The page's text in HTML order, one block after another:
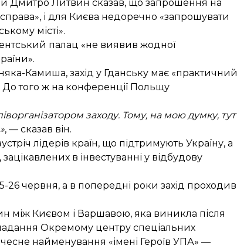
Дмитро Литвин сказав, що запрошення на
і для Києва недоречно «запрошувати
місті».
палац «не виявив жодної
Камиша, захід у Гданську має «практичний
До того ж на конференції Польщу
заходу. Тому, на мою думку, тут
, — сказав він.
лідерів країн, що підтримують Україну, а
в інвестуванні у відбудову
26 червня, а в попередні роки захід проходив
між Києвом і Варшавою, яка виникла після
Окремому центру спеціальних
найменування «імені Героїв УПА» —